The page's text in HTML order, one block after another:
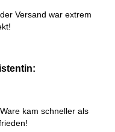
Versand war extrem
kam schneller als